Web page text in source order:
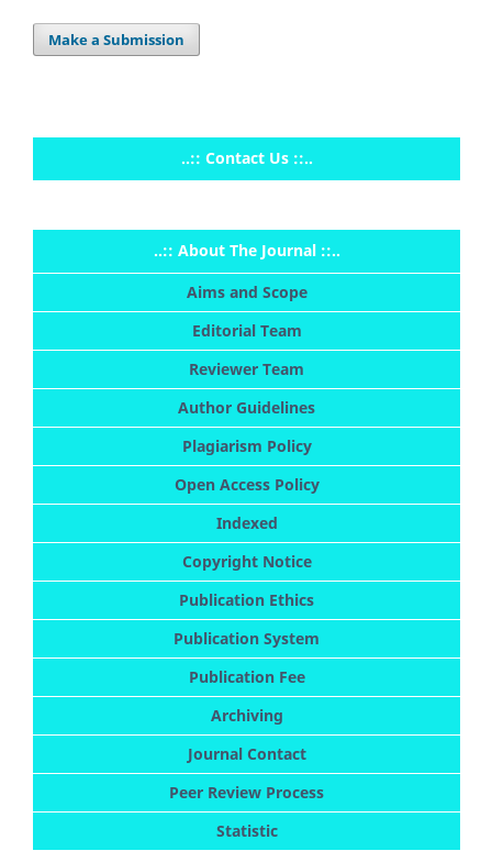
Make a Submission
..:: Contact Us ::..
..:: About The Journal ::..
Aims and Scope
Editorial Team
Reviewer Team
Author Guidelines
Plagiarism Policy
Open Access Policy
Indexed
Copyright Notice
Publication Ethics
Publication System
Publication Fee
Archiving
Journal Contact
Peer Review Process
Statistic